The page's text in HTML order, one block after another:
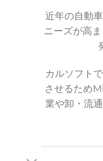
近年の自動
ニーズが高
カルソフト
させるため
業や卸・流